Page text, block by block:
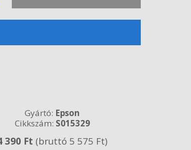
Gyártó: Epson
Cikkszám: S015329
390 Ft (bruttó 5 575 Ft)